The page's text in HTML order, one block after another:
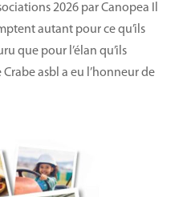
2026 par Canopea Il
autant pour ce qu’ils
que pour l’élan qu’ils
asbl a eu l’honneur de